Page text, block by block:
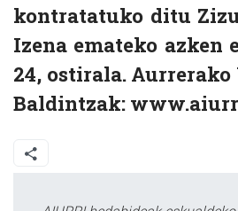
kontratatuko ditu
Izena emateko azken
24, ostirala.
Baldintzak: